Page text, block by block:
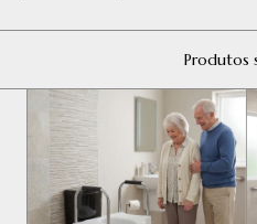
Produtos